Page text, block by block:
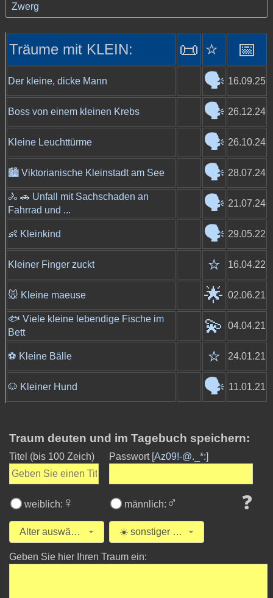
Zwerg
Träume mit KLEIN: 📜 ⭐️ 📅
Der kleine, dicke Mann 🗣️ 16.09.25
Boss von einem kleinen Krebs 🗣️ 26.12.24
Kleine Leuchttürme 🗣️ 26.10.24
🏙 Viktorianische Kleinstadt am See 🗣️ 28.07.24
🚴 🚗 Unfall mit Sachschaden an
Fahrrad und ...
🗣️ 21.07.24
👶 Kleinkind 🗣️ 29.05.22
Kleiner Finger zuckt ⭐️ 16.04.22
🐭 Kleine maeuse 🌟 02.06.21
🐟 Viele kleine lebendige Fische im
Bett
💫 04.04.21
⚽️ Kleine Bälle ⭐️ 24.01.21
🐶 Kleiner Hund 🗣️ 11.01.21
Traum deuten und im Tagebuch speichern:
Titel (bis 100 Zeich) Passwort [Az09!-@._*:]
weiblich: ♀ männlich: ♂ ❓
Alter auswählen ☀️ sonstiger Traum
Geben Sie hier Ihren Traum ein: